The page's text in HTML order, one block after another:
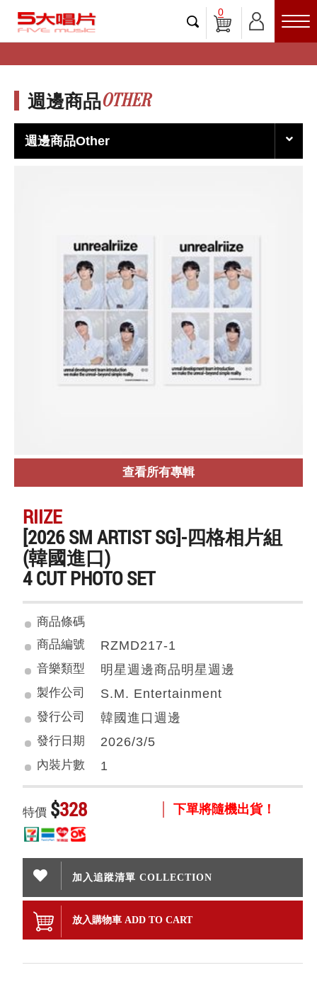
0
週邊商品OTHER
週邊商品Other
查看所有專輯
RIIZE
[2026 SM ARTIST SG]-四格相片組
(韓國進口)
4 CUT PHOTO SET
商品條碼
商品編號
RZMD217-1
音樂類型 明星週邊商品明星週邊
製作公司 S.M. Entertainment
發行公司 韓國進口週邊
發行日期 2026/3/5
內裝片數 1
特價 $328 下單將隨機出貨！
加入追蹤清單 COLLECTION
放入購物車 ADD TO CART